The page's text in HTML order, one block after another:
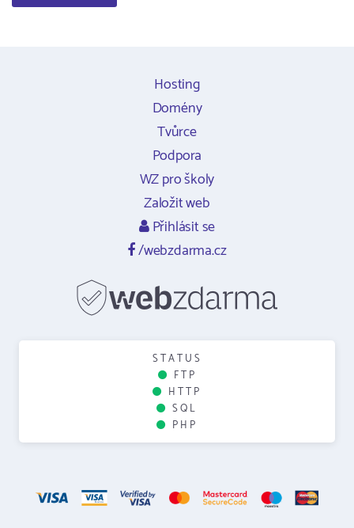
Hosting
Domény
Tvůrce
Podpora
WZ pro školy
Založit web
Přihlásit se
/webzdarma.cz
STATUS
FTP
HTTP
SQL
PHP